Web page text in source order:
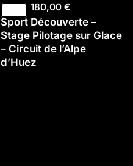
180,00 €
Sport Découverte –
Stage Pilotage sur Glace
– Circuit de l’Alpe
d’Huez